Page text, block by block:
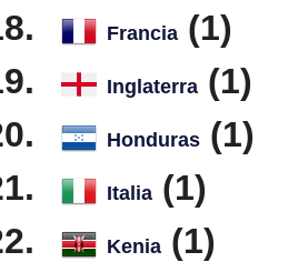
Francia (1)
Inglaterra (1)
Honduras (1)
Italia (1)
Kenia (1)